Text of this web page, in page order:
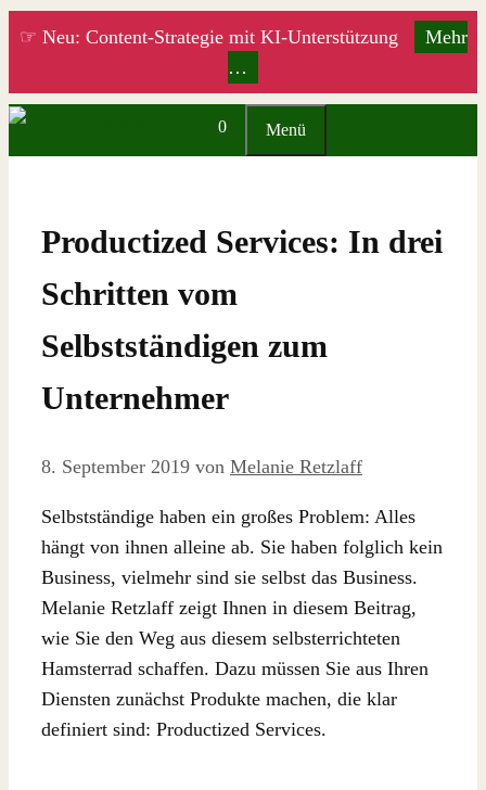
Zum
☞ Neu: Content-Strategie mit KI-Unterstützung
Mehr
…
0 Menü
Productized Services: In drei
Schritten vom
Selbstständigen zum
Unternehmer
8. September 2019 von Melanie Retzlaff
Selbstständige haben ein großes Problem: Alles
hängt von ihnen alleine ab. Sie haben folglich kein
Business, vielmehr sind sie selbst das Business.
Melanie Retzlaff zeigt Ihnen in diesem Beitrag,
wie Sie den Weg aus diesem selbsterrichteten
Hamsterrad schaffen. Dazu müssen Sie aus Ihren
Diensten zunächst Produkte machen, die klar
definiert sind: Productized Services.